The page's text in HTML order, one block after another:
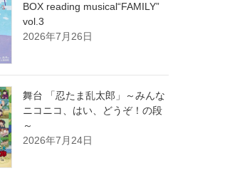
BOX reading musical“FAMILY”
vol.3
2026年7月26日
舞台 「忍たま乱太郎」～みんな
ニコニコ、はい、どうぞ！の段
～
2026年7月24日